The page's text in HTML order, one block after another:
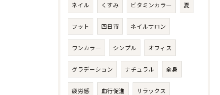
ネイル くすみ ビタミンカラー 夏
フット 四日市 ネイルサロン
ワンカラー シンプル オフィス
グラデーション ナチュラル 全身
疲労感 血行促進 リラックス